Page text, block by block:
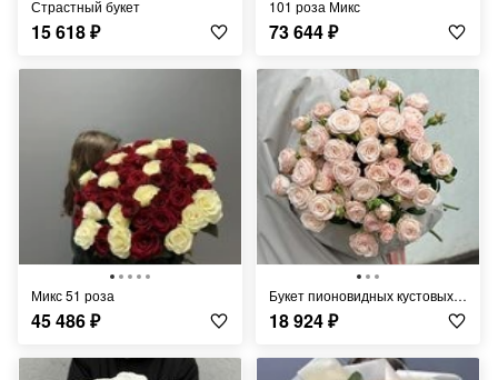
Страстный букет
15 618₽
101 роза Микс
73 644₽
Микс 51 роза
45 486₽
Букет пионовидных кустовых роз
18 924₽